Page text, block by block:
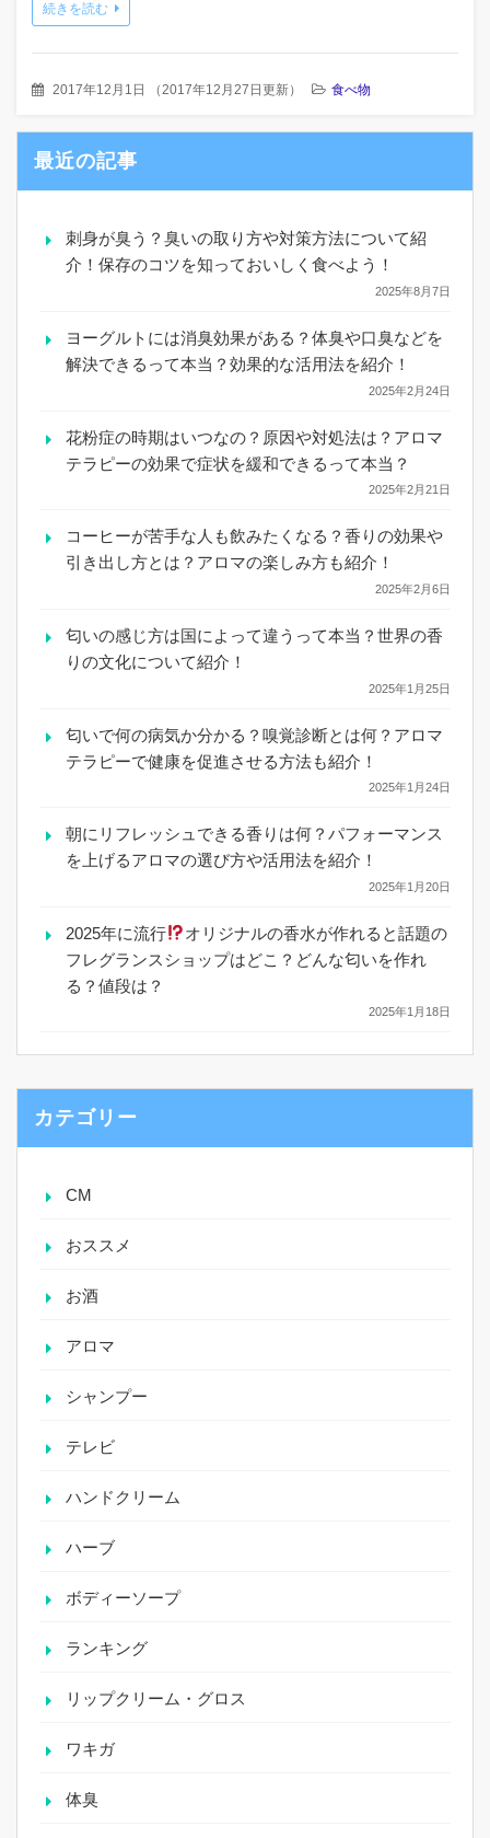
続きを読む
2017年12月1日 （2017年12月27日更新） 食べ物
最近の記事
刺身が臭う？臭いの取り方や対策方法について紹
介！保存のコツを知っておいしく食べよう！
2025年8月7日
ヨーグルトには消臭効果がある？体臭や口臭などを
解決できるって本当？効果的な活用法を紹介！
2025年2月24日
花粉症の時期はいつなの？原因や対処法は？アロマ
テラピーの効果で症状を緩和できるって本当？
2025年2月21日
コーヒーが苦手な人も飲みたくなる？香りの効果や
引き出し方とは？アロマの楽しみ方も紹介！
2025年2月6日
匂いの感じ方は国によって違うって本当？世界の香
りの文化について紹介！
2025年1月25日
匂いで何の病気か分かる？嗅覚診断とは何？アロマ
テラピーで健康を促進させる方法も紹介！
2025年1月24日
朝にリフレッシュできる香りは何？パフォーマンス
を上げるアロマの選び方や活用法を紹介！
2025年1月20日
2025年に流行
オリジナルの香水が作れると話題の
フレグランスショップはどこ？どんな匂いを作れ
る？値段は？
2025年1月18日
カテゴリー
CM
おススメ
お酒
アロマ
シャンプー
テレビ
ハンドクリーム
ハーブ
ボディーソープ
ランキング
リップクリーム・グロス
ワキガ
体臭